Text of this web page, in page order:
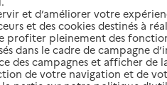
et services autour de
et d’améliorer votre
et des cookies destinés à
profiter pleinement des
dans le cadre de campagne
des campagnes et afficher de
de votre navigation et de